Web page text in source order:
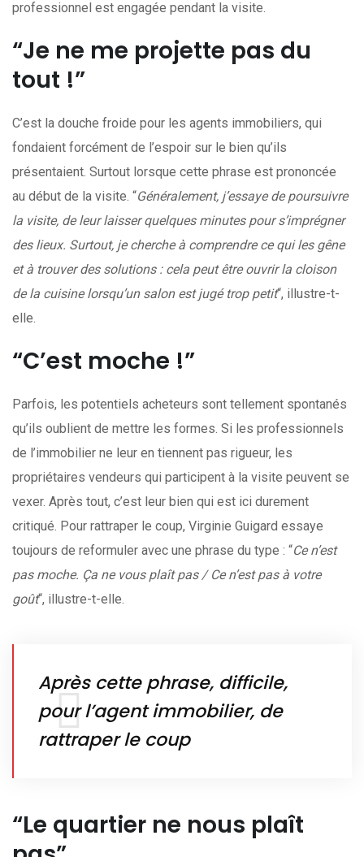
professionnel est engagée pendant la visite.
“Je ne me projette pas du
tout !”
C’est la douche froide pour les agents immobiliers, qui
fondaient forcément de l’espoir sur le bien qu’ils
présentaient. Surtout lorsque cette phrase est prononcée
au début de la visite. “Généralement, j’essaye de poursuivre
la visite, de leur laisser quelques minutes pour s’imprégner
des lieux. Surtout, je cherche à comprendre ce qui les gêne
et à trouver des solutions : cela peut être ouvrir la cloison
de la cuisine lorsqu’un salon est jugé trop petit“, illustre-t-
elle.
“C’est moche !”
Parfois, les potentiels acheteurs sont tellement spontanés
qu’ils oublient de mettre les formes. Si les professionnels
de l’immobilier ne leur en tiennent pas rigueur, les
propriétaires vendeurs qui participent à la visite peuvent se
vexer. Après tout, c’est leur bien qui est ici durement
critiqué. Pour rattraper le coup, Virginie Guigard essaye
toujours de reformuler avec une phrase du type : “Ce n’est
pas moche. Ça ne vous plaît pas / Ce n’est pas à votre
goût“, illustre-t-elle.
Après cette phrase, difficile,
pour l’agent immobilier, de
rattraper le coup
“Le quartier ne nous plaît